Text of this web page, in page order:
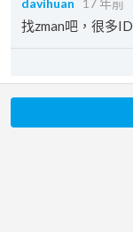
davihuan 17 年前
找zman吧，很多